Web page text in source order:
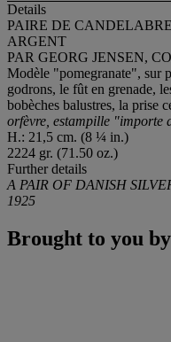
Details
PAIRE DE
ARGENT
PAR GEORG JENSEN,
Modèle "pomegranate", sur
godrons, le fût en grenade,
bobèches balustres, la prise
orfèvre, estampille "importe
H.: 21,5 cm. (8 ¼ in.)
2224 gr. (71.50 oz.)
Further details
A PAIR OF DANISH
1925
Brought to you by